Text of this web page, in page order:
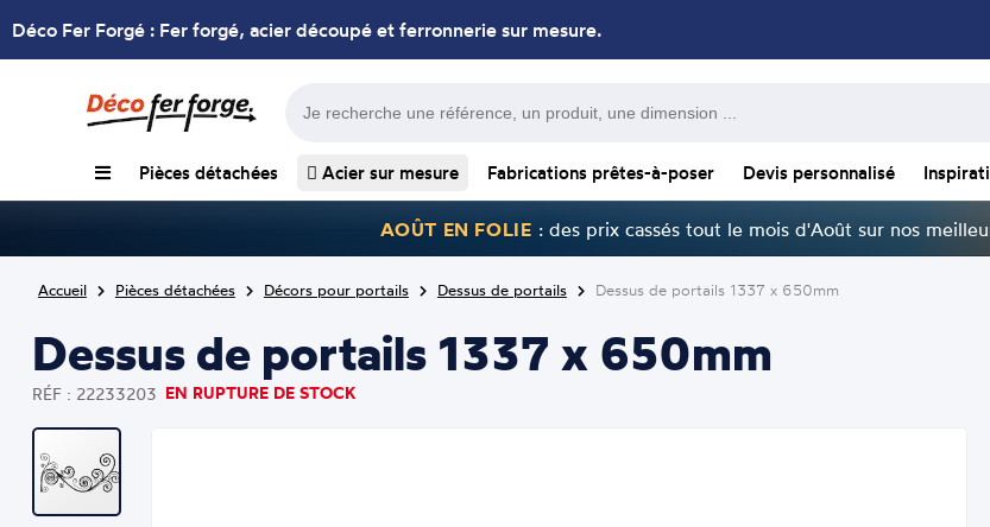
Déco Fer Forgé : Fer forgé, acier découpé et ferronnerie sur mesure.
Pièces détachées Acier sur mesure Fabrications prêtes-à-poser Devis personnalisé
AOÛT EN FOLIE : des prix cassés tout le mois d'Août sur nos
Accueil Pièces détachées Décors pour portails Dessus de portails Dessus de portails 1337 x 650mm
Dessus de portails 1337 x 650mm
RÉF : 22233203 EN RUPTURE DE STOCK